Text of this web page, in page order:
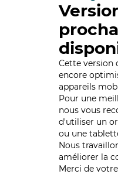
Cette version
encore
appareils
Pour une
nous vous
d'utiliser un
ou une
Nous
améliorer la
Merci de